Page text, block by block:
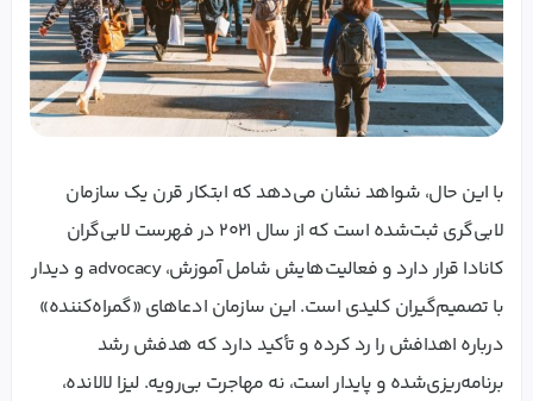
با این حال، شواهد نشان می‌دهد که ابتکار قرن یک سازمان
لابی‌گری ثبت‌شده است که از سال ۲۰۲۱ در فهرست لابی‌گران
کانادا قرار دارد و فعالیت‌هایش شامل آموزش، advocacy و دیدار
با تصمیم‌گیران کلیدی است. این سازمان ادعاهای «گمراه‌کننده»
درباره اهدافش را رد کرده و تأکید دارد که هدفش رشد
برنامه‌ریزی‌شده و پایدار است، نه مهاجرت بی‌رویه. لیزا لالانده،